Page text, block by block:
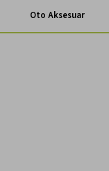
Oto Aksesuar